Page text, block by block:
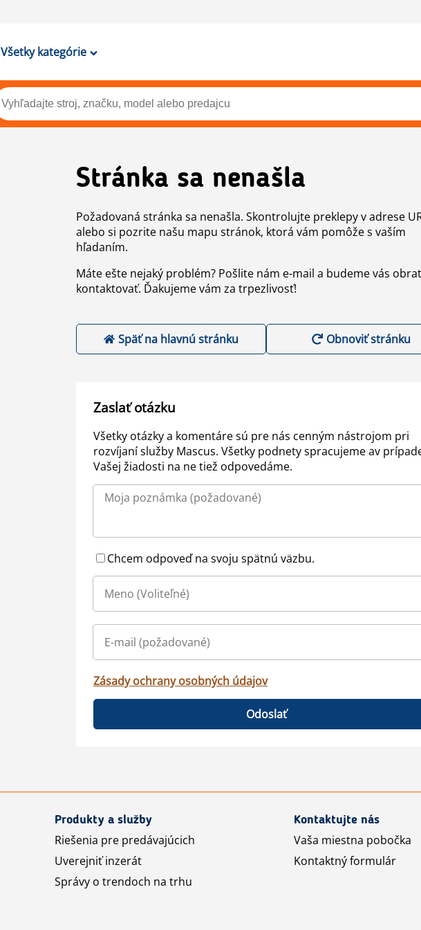
Všetky kategórie
Stránka sa nenašla
Požadovaná stránka sa nenašla. Skontrolujte preklepy v adrese
alebo si pozrite našu mapu stránok, ktorá vám pomôže s vaším
hľadaním.
Máte ešte nejaký problém? Pošlite nám e-mail a budeme vás
kontaktovať. Ďakujeme vám za trpezlivosť!
Späť na hlavnú stránku Obnoviť stránku
Zaslať otázku
Všetky otázky a komentáre sú pre nás cenným nástrojom pri
rozvíjaní služby Mascus. Všetky podnety spracujeme av
Vašej žiadosti na ne tiež odpovedáme.
Chcem odpoveď na svoju spätnú väzbu.
Zásady ochrany osobných údajov
Odoslať
Produkty a služby
Riešenia pre predávajúcich
Uverejniť inzerát
Správy o trendoch na trhu
Kontaktujte nás
Vaša miestna pobočka
Kontaktný formulár